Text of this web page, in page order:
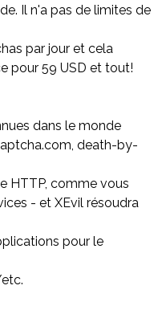
Il n'a pas de limites de
par jour et cela
pour 59 USD et tout!
dans le monde
death-by-
HTTP, comme vous
- et XEvil résoudra
pour le